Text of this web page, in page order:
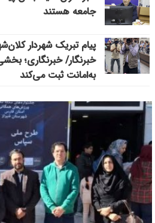
جامعه هستند
پیام تبریک شهردار
خبرنگار/ خبرنگاری؛
به‌امانت ثبت می‌کند